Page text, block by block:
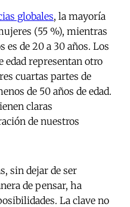
globales, la mayoría
(55 %), mientras
es de 20 a 30 años. Los
edad representan otro
cuartas partes de
de 50 años de edad.
claras
de nuestros
sin dejar de ser
de pensar, ha
La clave no